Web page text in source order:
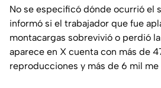
No se especificó dónde ocurrió el
informó si el trabajador que fue
montacargas sobrevivió o perdió
aparece en X cuenta con más de
reproducciones y más de 6 mil me